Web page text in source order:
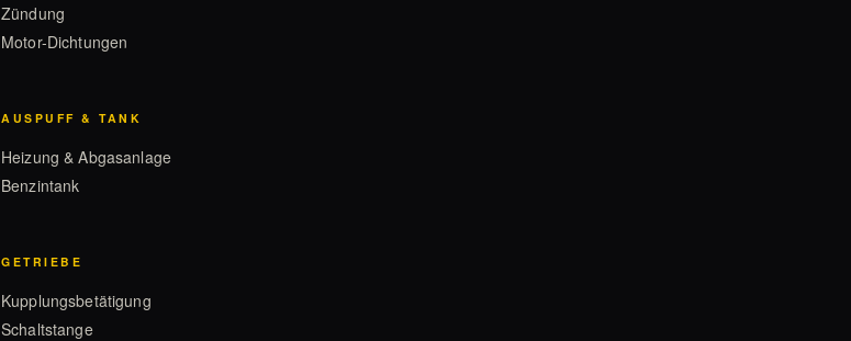
Zündung
Motor-Dichtungen
AUSPUFF & TANK
Heizung & Abgasanlage
Benzintank
GETRIEBE
Kupplungsbetätigung
Schaltstange